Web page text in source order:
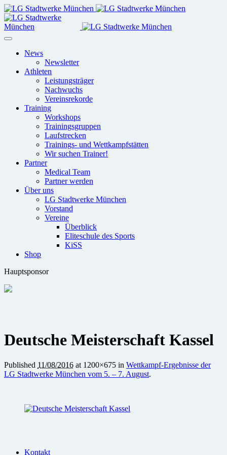
News
Newsletter
Athleten
Leistungsträger
Nachwuchs
Vereinsrekorde
Training
Workshops
Trainingsgruppen
Laufstrecken
Trainings- und Wettkampfstätten
Wir suchen Trainer!
Partner
Medical Team
Partner werden
Über uns
LG Stadtwerke München
Vorstand
Vereine
Überblick
Eliteschule des Sports
KiSS
Shop
Hauptsponsor
Deutsche Meisterschaft Kassel
Published 11/08/2016 at 1200×675 in Wettkampf-Ergebnisse der
LG Stadtwerke München vom 5. – 7. August.
Kontakt